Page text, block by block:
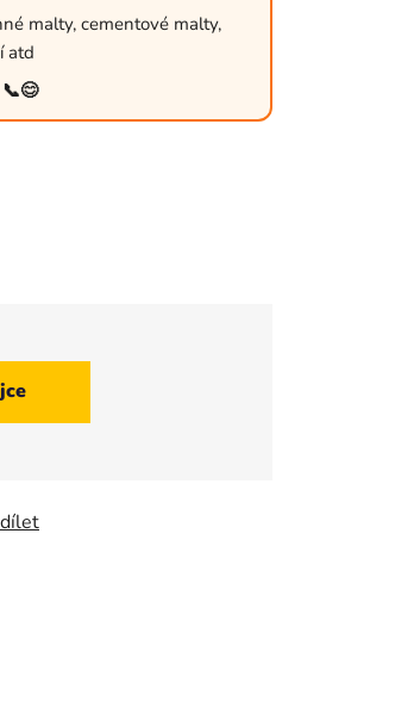
malty, cementové malty,
atd